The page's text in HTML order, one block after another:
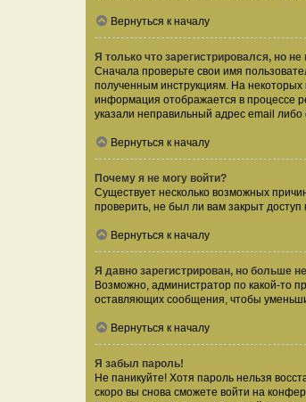
Вернуться к началу
Я только что зарегистрировался, но не
Сначала проверьте свои имя
полученным инструкциям. На
информация отображается в процессе
указали неправильный адрес email
Вернуться к началу
Почему я не могу войти?
Существует несколько возможных
проверить, не был ли вам закрыт
Вернуться к началу
Я давно зарегистрирован, но больше
Возможно, администратор по какой-то
оставляющих сообщения, чтобы
Вернуться к началу
Я забыл пароль!
Не паникуйте! Хотя пароль нельзя
скоро вы снова сможете войти на